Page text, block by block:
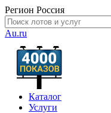
Регион Россия
Au.ru
Каталог
Услуги